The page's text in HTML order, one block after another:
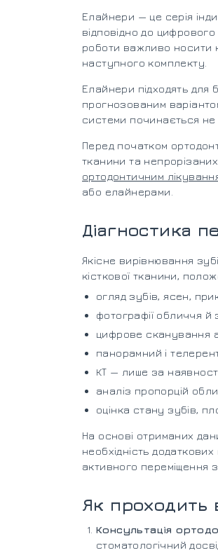
Елайнери — це серія
відповідно до цифрового
роботи важливо носити
наступного комплекту.
Елайнери підходять для
прогнозованим
системи починається не
Перед початком
тканини та
ортодонтичним
або елайнерами.
Діагностика
Якісне вирівнювання
кісткової тканини,
огляд зубів, ясен,
фотографії обличчя й
цифрове сканування
панорамний і
КТ — лише за
аналіз пропорцій
оцінка стану зубів,
На основі отриманих
необхідність
активного переміщення
Як проходить
Консультація
стоматологічний